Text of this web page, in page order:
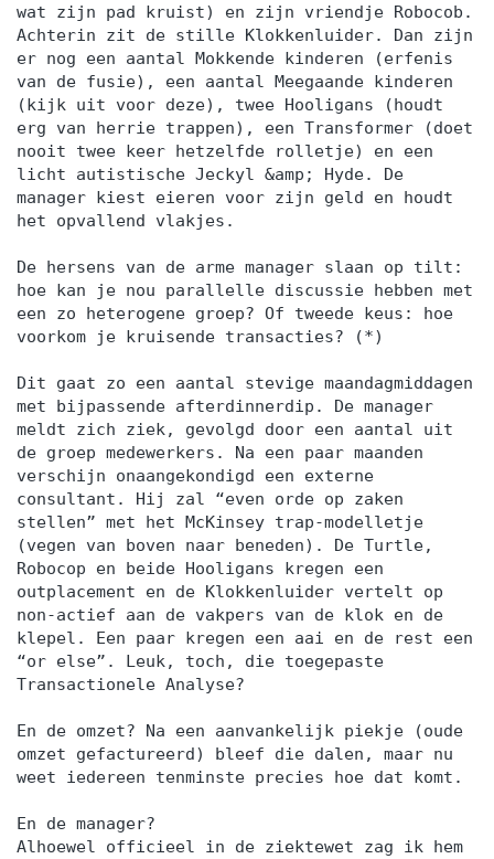
wat zijn pad kruist) en zijn vriendje Robocob.
Achterin zit de stille Klokkenluider. Dan zijn
er nog een aantal Mokkende kinderen (erfenis
van de fusie), een aantal Meegaande kinderen
(kijk uit voor deze), twee Hooligans (houdt
erg van herrie trappen), een Transformer (doet
nooit twee keer hetzelfde rolletje) en een
licht autistische Jeckyl &amp; Hyde. De
manager kiest eieren voor zijn geld en houdt
het opvallend vlakjes.
De hersens van de arme manager slaan op tilt:
hoe kan je nou parallelle discussie hebben met
een zo heterogene groep? Of tweede keus: hoe
voorkom je kruisende transacties? (*)
Dit gaat zo een aantal stevige maandagmiddagen
met bijpassende afterdinnerdip. De manager
meldt zich ziek, gevolgd door een aantal uit
de groep medewerkers. Na een paar maanden
verschijn onaangekondigd een externe
consultant. Hij zal “even orde op zaken
stellen” met het McKinsey trap-modelletje
(vegen van boven naar beneden). De Turtle,
Robocop en beide Hooligans kregen een
outplacement en de Klokkenluider vertelt op
non-actief aan de vakpers van de klok en de
klepel. Een paar kregen een aai en de rest een
“or else”. Leuk, toch, die toegepaste
Transactionele Analyse?
En de omzet? Na een aanvankelijk piekje (oude
omzet gefactureerd) bleef die dalen, maar nu
weet iedereen tenminste precies hoe dat komt.
En de manager?
Alhoewel officieel in de ziektewet zag ik hem